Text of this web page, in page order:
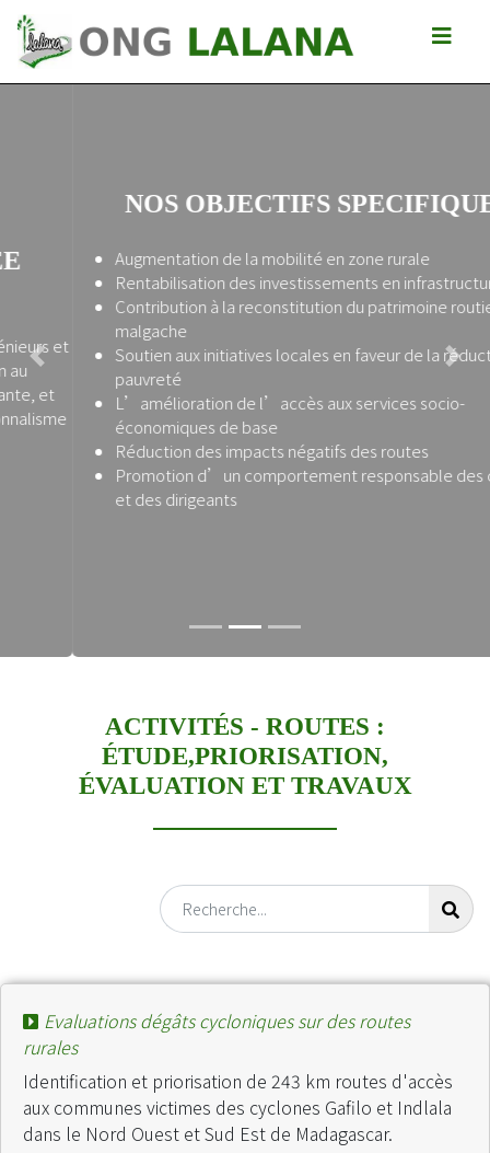
NOS OBJECTIFS SPECIFIQUES
Augmentation de la mobilité en zone rurale
Rentabilisation des investissements en infrastructures
Contribution à la reconstitution du patrimoine routier
Soutien aux initiatives locales en faveur de la réduction de la
L’amélioration de l’accès aux services socio-
économiques de base
Réduction des impacts négatifs des routes
Promotion d’un comportement responsable des citoyens
et des dirigeants
Previous Next
ACTIVITÉS - ROUTES :
ÉTUDE,PRIORISATION,
ÉVALUATION ET TRAVAUX
Evaluations dégâts cycloniques sur des routes
rurales
Identification et priorisation de 243 km routes d'accès
aux communes victimes des cyclones Gafilo et Indlala
dans le Nord Ouest et Sud Est de Madagascar.